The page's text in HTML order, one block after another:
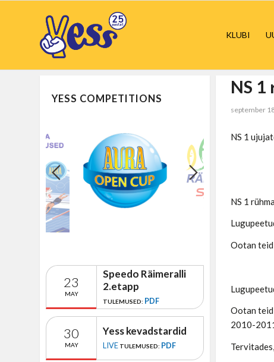
KLUBI
NS
september
NS 1
NS 1
Ootan teid
Ootan teid
2010-
Tervitades,
YESS COMPETITIONS
23
MAY
Speedo Räimeralli
2.etapp
TULEMUSED: PDF
30
MAY
Yess kevadstardid
LIVE TULEMUSED: PDF